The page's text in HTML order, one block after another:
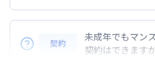
次回更新日
情報更新日より
BraTToの運営するマンスリー
は、指定口座へのお振込み・
ジットカード払い（DCカード
契約
未成年でもマン
契約はできます